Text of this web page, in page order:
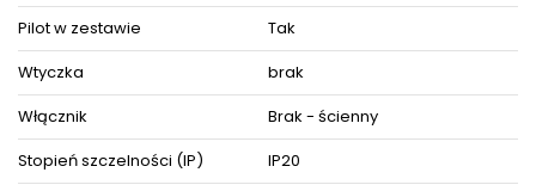
Pilot w zestawie
Tak
Wtyczka
brak
Włącznik
Brak - ścienny
Stopień szczelności (IP)
IP20